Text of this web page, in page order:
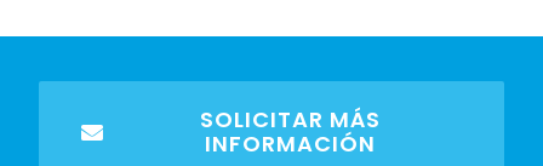
SOLICITAR MÁS
INFORMACIÓN